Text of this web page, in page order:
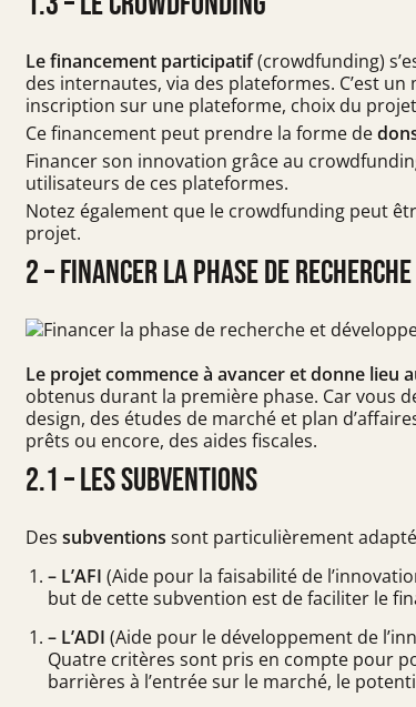
Le financement participatif(crowdfunding)
des internautes, via des plateformes. C’est
inscription sur une plateforme, choix du
Ce financement peut prendre la forme de
Financer son innovation grâce au
utilisateurs de ces plateformes.
Notez également que le crowdfunding peut
projet.
2 – Financer la phase de
Le projet commence à avancer et donne lieu
obtenus durant la première phase. Car vous
design, des études de marché et plan
prêts ou encore, des aides fiscales.
2.1 – Les subventions
Dessubventionssont particulièrement
– L’AFI (Aide pour la faisabilité de
but de cette subvention est de faciliter le
– L’ADI (Aide pour le développement de
Quatre critères sont pris en compte pour
barrières à l’entrée sur le marché, le